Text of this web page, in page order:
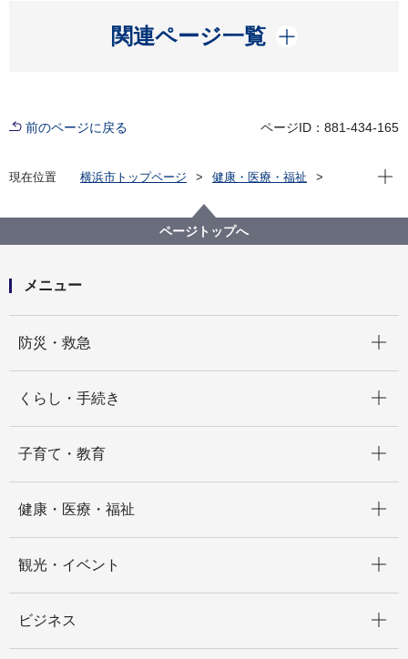
関連ページ一覧
開く
前のページに戻る ページID：881-434-165
現在位置 横浜市トップページ
健康・医療・福祉
障害者後見的支援制度
現在
ページトップへ
メニュー
防災・救急
くらし・手続き
子育て・教育
健康・医療・福祉
観光・イベント
ビジネス